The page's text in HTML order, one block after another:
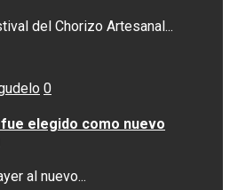
del Chorizo Artesanal...
0
elegido como nuevo
al nuevo...